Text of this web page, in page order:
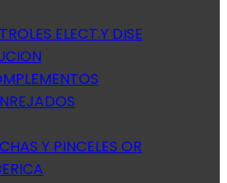
ELECT.Y DISE
Y PINCELES OR